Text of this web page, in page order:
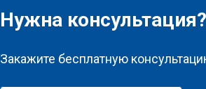
Нужна консультация?
Закажите бесплатную